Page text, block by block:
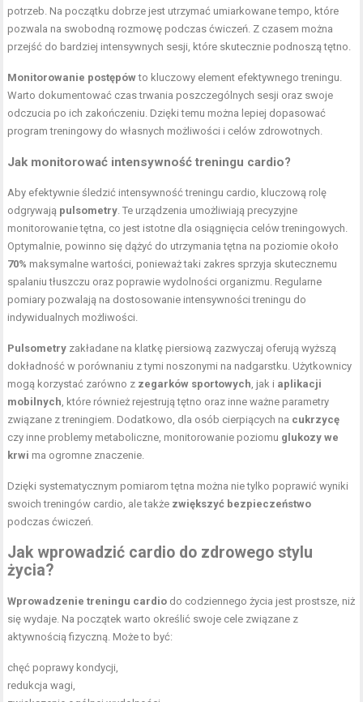
potrzeb. Na początku dobrze jest utrzymać umiarkowane tempo, które
pozwala na swobodną rozmowę podczas ćwiczeń. Z czasem można
przejść do bardziej intensywnych sesji, które skutecznie podnoszą tętno.
Monitorowanie postępówto kluczowy element efektywnego treningu.
Warto dokumentować czas trwania poszczególnych sesji oraz swoje
odczucia po ich zakończeniu. Dzięki temu można lepiej dopasować
program treningowy do własnych możliwości i celów zdrowotnych.
Jak monitorować intensywność treningu cardio?
Aby efektywnie śledzić intensywność treningu cardio, kluczową rolę
odgrywają pulsometry . Te urządzenia umożliwiają precyzyjne
monitorowanie tętna, co jest istotne dla osiągnięcia celów treningowych.
Optymalnie, powinno się dążyć do utrzymania tętna na poziomie około
70% maksymalne wartości, ponieważ taki zakres sprzyja skutecznemu
spalaniu tłuszczu oraz poprawie wydolności organizmu. Regularne
pomiary pozwalają na dostosowanie intensywności treningu do
indywidualnych możliwości.
Pulsometry zakładane na klatkę piersiową zazwyczaj oferują wyższą
dokładność w porównaniu z tymi noszonymi na nadgarstku. Użytkownicy
mogą korzystać zarówno z zegarków sportowych , jak i aplikacji
mobilnych , które również rejestrują tętno oraz inne ważne parametry
związane z treningiem. Dodatkowo, dla osób cierpiących na cukrzycę
czy inne problemy metaboliczne, monitorowanie poziomu glukozy we
krwi ma ogromne znaczenie.
Dzięki systematycznym pomiarom tętna można nie tylko poprawić wyniki
swoich treningów cardio, ale także zwiększyć bezpieczeństwo
podczas ćwiczeń.
Jak wprowadzić cardio do zdrowego stylu
życia?
Wprowadzenie treningu cardio do codziennego życia jest prostsze, niż
się wydaje. Na początek warto określić swoje cele związane z
aktywnością fizyczną. Może to być:
chęć poprawy kondycji,
redukcja wagi,